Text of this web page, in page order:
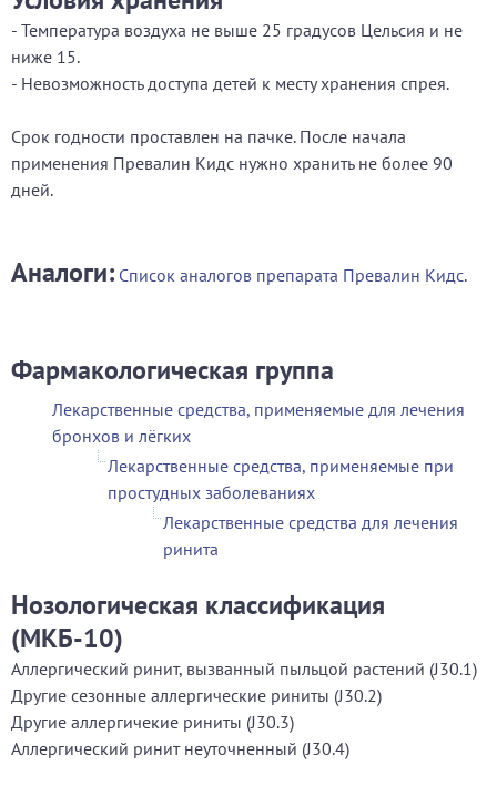
- Температура воздуха не выше 25 градусов Цельсия и не
ниже 15.
- Невозможность доступа детей к месту хранения спрея.
Срок годности проставлен на пачке. После начала
применения Превалин Кидс нужно хранить не более 90
дней.
Аналоги: Список аналогов препарата Превалин Кидс.
Фармакологическая группа
Лекарственные средства, применяемые для лечения
бронхов и лёгких
Лекарственные средства, применяемые при
простудных заболеваниях
Лекарственные средства для лечения
ринита
Нозологическая классификация
(МКБ-10)
Аллергический ринит, вызванный пыльцой растений (J30.1)
Другие сезонные аллергические риниты (J30.2)
Другие аллергичекие риниты (J30.3)
Аллергический ринит неуточненный (J30.4)